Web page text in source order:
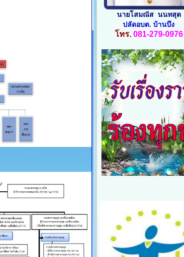
นายโสมณัส นนทสุต
ปลัดอบต. บ้านบึง
โทร. 081-279-0976